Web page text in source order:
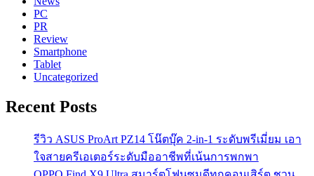
PC
PR
Review
Smartphone
Tablet
Uncategorized
Recent Posts
รีวิว ASUS ProArt PZ14 โน๊ตบุ๊ค 2-in-1 ระดับพรีเมี่ยม เอา
ใจสายครีเอเตอร์ระดับมืออาชีพที่เน้นการพกพา